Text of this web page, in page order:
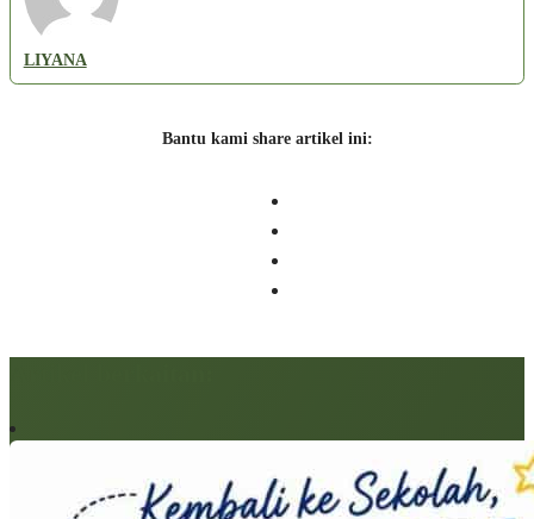
LIYANA
Bantu kami share artikel ini: